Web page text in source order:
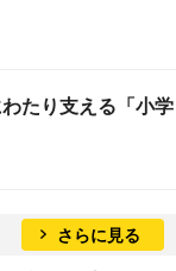
たり支える「小学
さらに見る